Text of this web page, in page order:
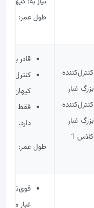
طول عمر: ∞
کنترل‌کننده
بزرگ‌ غبار
کنترل‌کننده
بزرگ‌ غبار
کلاس 1
قادر به
کیهان
دارد.
طول عمر: ∞
قوی‌ترین
غبار